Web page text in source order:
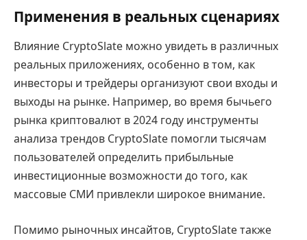
Применения в реальных сценариях
Влияние CryptoSlate можно увидеть в различных
реальных приложениях, особенно в том, как
инвесторы и трейдеры организуют свои входы и
выходы на рынке. Например, во время бычьего
рынка криптовалют в 2024 году инструменты
анализа трендов CryptoSlate помогли тысячам
пользователей определить прибыльные
инвестиционные возможности до того, как
массовые СМИ привлекли широкое внимание.
Помимо рыночных инсайтов, CryptoSlate также